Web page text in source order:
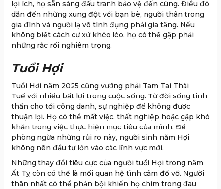
lợi ích, họ sẵn sàng đấu tranh bảo vệ đến cùng. Điều đó
dẫn đến những xung đột với bạn bè, người thân trong
gia đình và người lạ vô tình đụng phải gia tăng. Nếu
không biết cách cư xử khéo léo, họ có thể gặp phải
những rắc rối nghiêm trọng.
Tuổi Hợi
Tuổi Hợi năm 2025 cũng vướng phải Tam Tai Thái
Tuế với nhiều bất lợi trong cuộc sống. Từ đời sống tinh
thần cho tới công danh, sự nghiệp đề không được
thuận lợi. Họ có thể mất việc, thất nghiệp hoặc gặp khó
khăn trong việc thực hiện mục tiêu của mình. Để
phòng ngừa những rủi ro này, người sinh năm Hợi
không nên đầu tư lớn vào các lĩnh vực mới.
Những thay đổi tiêu cực của người tuổi Hợi trong năm
Ất Tỵ còn có thể là mối quan hệ tình cảm đổ vỡ. Người
thân nhất có thể phản bội khiến họ chìm trong đau